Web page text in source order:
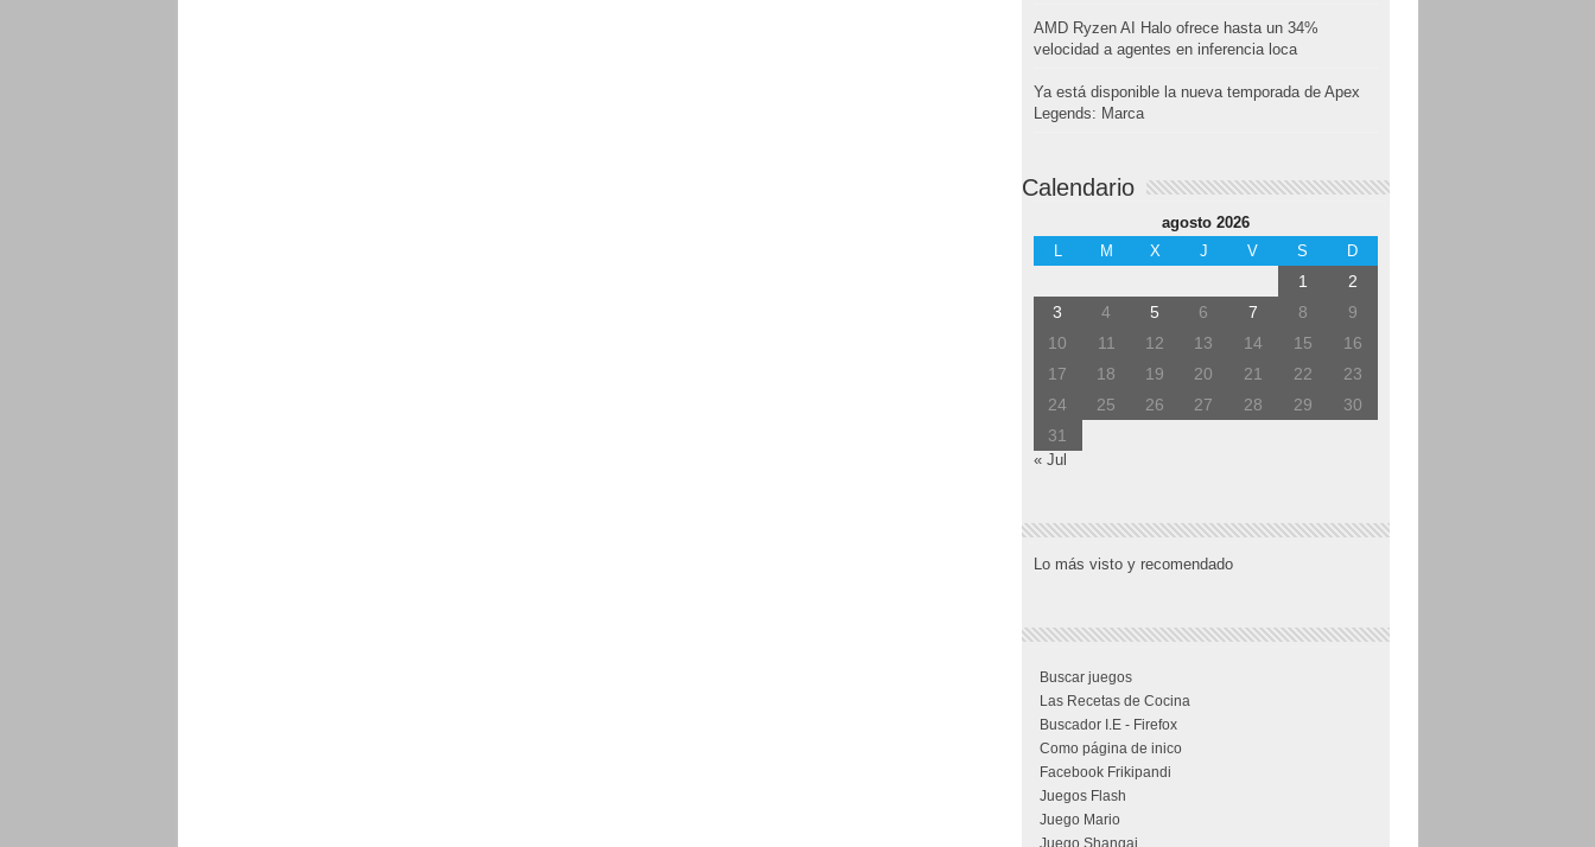
AMD Ryzen AI Halo ofrece hasta un 34%
velocidad a agentes en inferencia loca
Ya está disponible la nueva temporada de Apex
Legends: Marca
Calendario
agosto 2026
L
M X J V S D
1
2
3
4 5 6 7 8
9
10
11 12 13 14 15
16
17
18 19 20 21 22
23
24
25 26 27 28 29
30
31
« Jul
Lo más visto y recomendado
Buscar juegos
Las Recetas de Cocina
Buscador I.E - Firefox
Como página de inico
Facebook Frikipandi
Juegos Flash
Juego Mario
Juego Shangai